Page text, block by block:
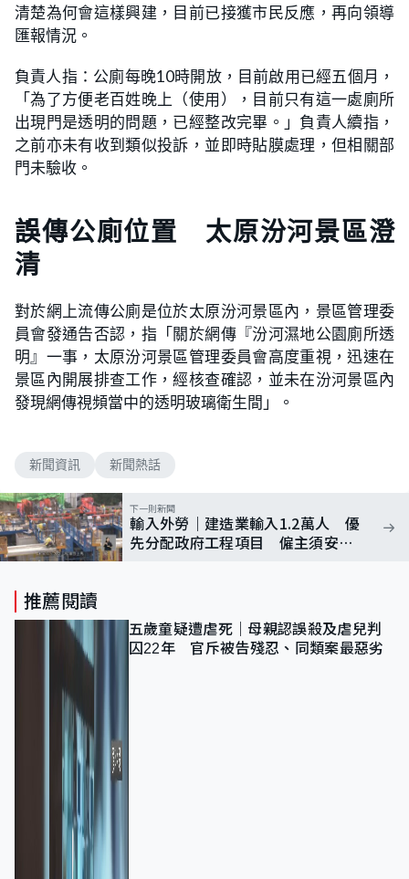
清楚為何會這樣興建，目前已接獲市民反應，再向領導
匯報情況。
負責人指：公廁每晚10時開放，目前啟用已經五個月，
「為了方便老百姓晚上（使用），目前只有這一處廁所
出現門是透明的問題，已經整改完畢。」負責人續指，
之前亦未有收到類似投訴，並即時貼膜處理，但相關部
門未驗收。
誤傳公廁位置 太原汾河景區澄
清
對於網上流傳公廁是位於太原汾河景區內，景區管理委
員會發通告否認，指「關於網傳『汾河濕地公園廁所透
明』一事，太原汾河景區管理委員會高度重視，迅速在
景區內開展排查工作，經核查確認，並未在汾河景區內
發現網傳視頻當中的透明玻璃衛生間」。
新聞資訊 新聞熱話
下一則新聞
輸入外勞｜建造業輸入1.2萬人 優
先分配政府工程項目 僱主須安排
推薦閱讀
五歲童疑遭虐死｜母親認誤殺及虐兒判
囚22年 官斥被告殘忍、同類案最惡劣